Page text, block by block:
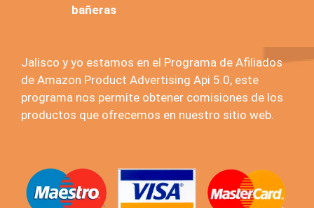
bañeras
Jalisco y yo estamos en el Programa de Afiliados
de Amazon Product Advertising Api 5.0, este
programa nos permite obtener comisiones de los
productos que ofrecemos en nuestro sitio web.